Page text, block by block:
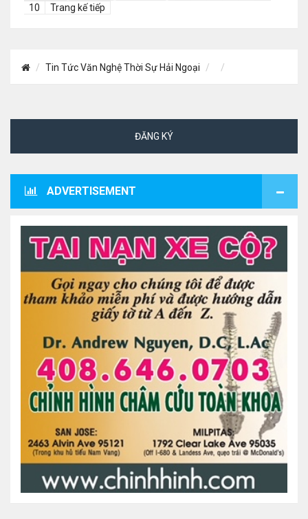
10
Trang kế tiếp
Tin Tức Văn Nghệ Thời Sự Hải Ngoại
ĐĂNG KÝ
ADVERTISEMENT